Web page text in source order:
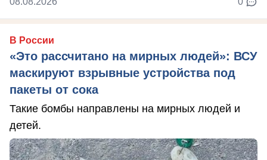
В России
«Это рассчитано на мирных людей»: ВСУ
маскируют взрывные устройства под
пакеты от сока
Такие бомбы направлены на мирных людей и
детей.